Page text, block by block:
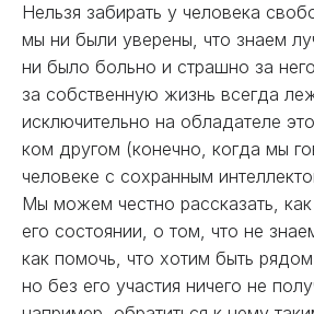
Нельзя забирать у человека
мы ни были уверены, что знаем
ни было больно и страшно за
за собственную жизнь всегда
исключительно на обладателе
ком другом (конечно, когда мы
человеке с сохранным
Мы можем честно рассказать,
его состоянии, о том, что не
как помочь, что хотим быть
но без его участия ничего не